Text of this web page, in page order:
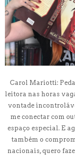
Carol Mariotti:
leitora nas horas
vontade
me conectar com
espaço especial. E
também o
nacionais, quero